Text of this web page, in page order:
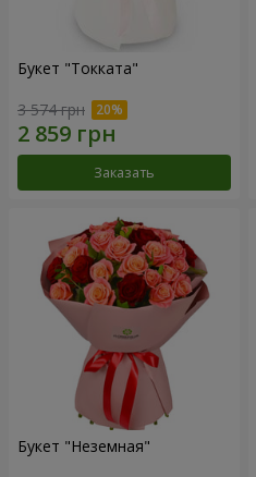
Букет "Токката"
3 574 грн
Заказать
Букет "Неземная"